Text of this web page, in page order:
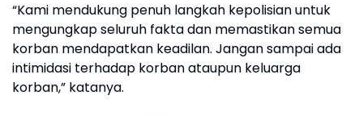
“Kami mendukung penuh langkah kepolisian untuk
mengungkap seluruh fakta dan memastikan semua
korban mendapatkan keadilan. Jangan sampai ada
intimidasi terhadap korban ataupun keluarga
korban,” katanya.